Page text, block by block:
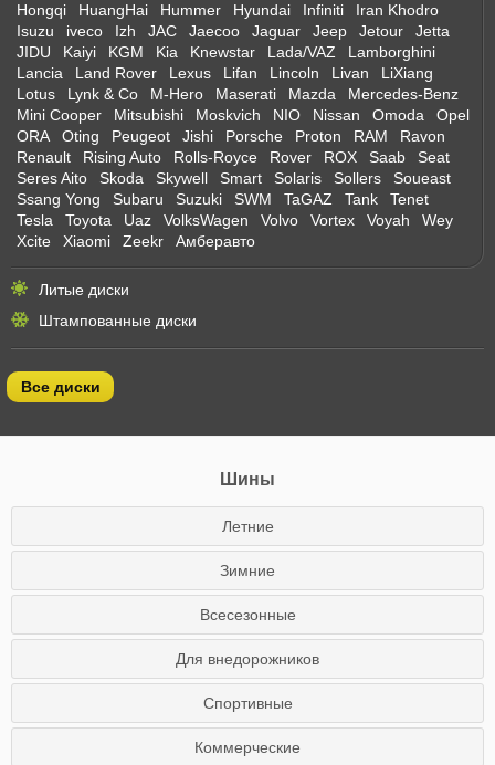
Hongqi HuangHai Hummer Hyundai Infiniti
Iran Khodro
Isuzu
iveco Izh JAC Jaecoo Jaguar Jeep Jetour
Jetta
JIDU
Kaiyi KGM Kia Knewstar Lada/VAZ
Lamborghini
Lancia
Land Rover Lexus Lifan Lincoln Livan
LiXiang
Lotus
Lynk & Co M-Hero Maserati Mazda
Mercedes-Benz
Mini Cooper
Mitsubishi Moskvich NIO Nissan Omoda
Opel
ORA
Oting Peugeot Jishi Porsche Proton RAM
Ravon
Renault
Rising Auto Rolls-Royce Rover ROX Saab
Seat
Seres Aito
Skoda Skywell Smart Solaris Sollers
Soueast
Ssang Yong
Subaru Suzuki SWM TaGAZ Tank
Tenet
Tesla
Toyota Uaz VolksWagen Volvo Vortex Voyah
Wey
Xcite
Xiaomi Zeekr Амберавто
Литые диски
Штампованные диски
Все диски
Шины
Летние
Зимние
Всесезонные
Для внедорожников
Спортивные
Коммерческие